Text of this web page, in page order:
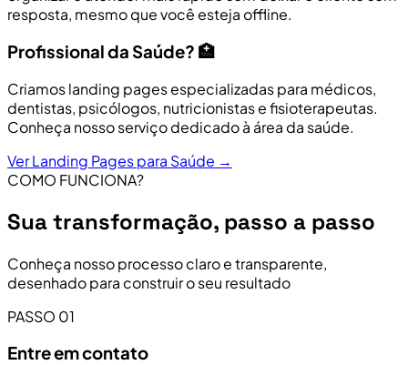
resposta, mesmo que você esteja offline.
Profissional da Saúde? 🏥
Criamos landing pages especializadas para médicos,
dentistas, psicólogos, nutricionistas e fisioterapeutas.
Conheça nosso serviço dedicado à área da saúde.
Ver Landing Pages para Saúde →
COMO FUNCIONA?
Sua transformação, passo a passo
Conheça nosso processo claro e transparente,
desenhado para construir o seu resultado
PASSO 01
Entre em contato